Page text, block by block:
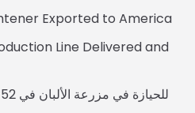
Exported to America
Line Delivered and